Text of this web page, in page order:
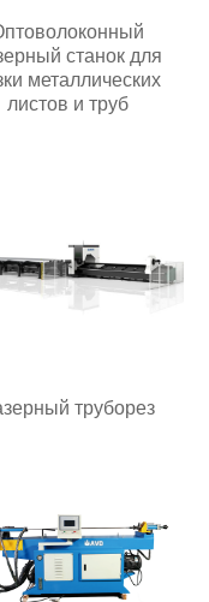
станок для
металлических
листов и труб
труборез